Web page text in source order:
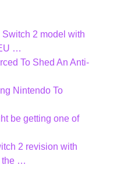
2 model with
…
To Shed An Anti-
Nintendo To
be getting one of
2 revision with
the …